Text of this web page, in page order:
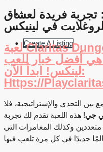
Create A Listing
فريدة لعشاق
في لينيكس
لعبة Claritas Dungeon Crawler RPG
هي أفضل خيار للعب Roguelite على نظام
لينكس! ابدأ الآن:
Https://
التحدي والإستراتيجية، فلا
جي! هذه اللعبة تقدم لك تجربة
وكذلك المغامرات التي